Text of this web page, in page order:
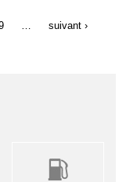
suivant ›